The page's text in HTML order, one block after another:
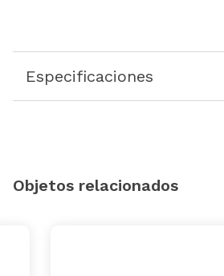
Especificaciones
Objetos relacionados